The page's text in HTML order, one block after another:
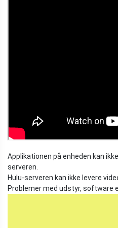
Applikationen på enheden kan
serveren.
Hulu-serveren kan ikke levere
Problemer med udstyr, software